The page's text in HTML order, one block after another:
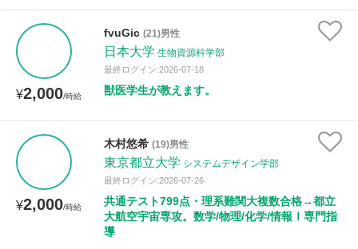
¥2,000/時給
fvuGic (21)男性
日本大学 生物資源科学部
最終ログイン:2026-07-18
獣医学生が教えます。
¥2,000/時給
木村悠希 (19)男性
東京都立大学 システムデザイン学部
最終ログイン:2026-07-26
共通テスト799点・理系難関大複数合格→都立
大航空宇宙専攻。数学/物理/化学/情報Ⅰ専門指
導